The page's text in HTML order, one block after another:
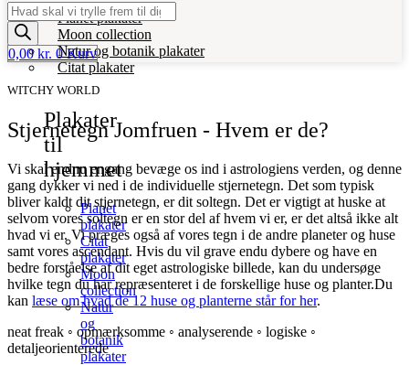
Planet plakater
Moon collection
Natur og botanik plakater
Citat plakater
Plakater
til
hjemmet
Planet
plakater
Citat
plakater
Moon
collection
Natur
og
botanik
plakater
Products
search
0,00kr. 0 Kurv
WITCHY WORLD
Stjernetegn Jomfruen - Hvem er de?
Vi skal endnu engang bevæge os ind i astrologiens verden, og denne
gang dykker vi ned i de individuelle stjernetegn. Det som typisk
bliver kaldt dit stjernetegn, er dit soltegn. Det er vigtigt at huske at
selvom vores soltegn er en stor del af hvem vi er, er det altså ikke alt
hvad vi er. Vi præges også af vores tegn i de andre planeter og huse
samt vores ascendant. Hvis du vil grave endu dybere og have en
bedre forståelse af dit eget astrologiske billede, kan du undersøge
hvilke tegn du har repræsenteret i de forskellige huse og planter.Du
kan læse om hvad de 12 huse og planterne står for her.
neat freak ◦ opmærksomme ◦ analyserende ◦ logiske ◦
detaljeorienterede